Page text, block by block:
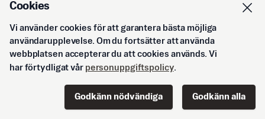
Rålambsvägen 17
112 59 Stockholm
Cookies
Vi använder cookies för att garantera bästa möjliga
användarupplevelse. Om du fortsätter att använda
webbplatsen accepterar du att cookies används. Vi
har förtydligat vår personuppgiftspolicy.
Godkänn nödvändiga Godkänn alla